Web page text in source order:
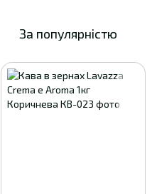
За популярністю